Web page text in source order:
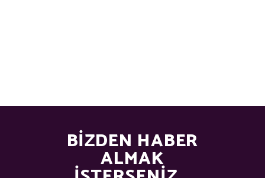
BIZDEN HABER
ALMAK